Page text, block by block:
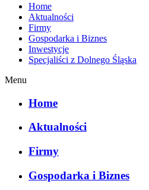
Home
Aktualności
Firmy
Gospodarka i Biznes
Inwestycje
Specjaliści z Dolnego Śląska
Menu
Home
Aktualności
Firmy
Gospodarka i Biznes